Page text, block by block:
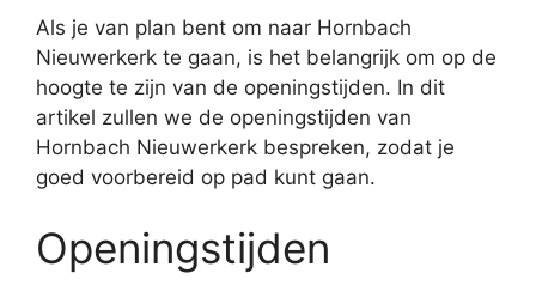
Als je van plan bent om naar Hornbach
Nieuwerkerk te gaan, is het belangrijk om op de
hoogte te zijn van de openingstijden. In dit
artikel zullen we de openingstijden van
Hornbach Nieuwerkerk bespreken, zodat je
goed voorbereid op pad kunt gaan.
Openingstijden